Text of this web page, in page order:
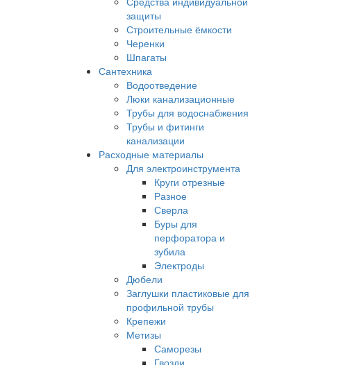
защиты
Строительные ёмкости
Черенки
Шпагаты
Сантехника
Водоотведение
Люки канализационные
Трубы для водоснабжения
Трубы и фитинги
канализации
Расходные материалы
Для электроинструмента
Круги отрезные
Разное
Сверла
Буры для
перфоратора и
зубила
Электроды
Дюбели
Заглушки пластиковые для
профильной трубы
Крепежи
Метизы
Саморезы
Гвозди